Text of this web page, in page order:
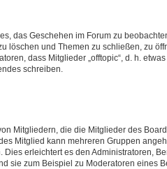
das Geschehen im Forum zu
löschen und Themen zu schließen, zu
dass Mitglieder „offtopic“, d. h.
schreiben.
Mitgliedern, die die Mitglieder des
Mitglied kann mehreren Gruppen
Dies erleichtert es den Administratoren,
sie zum Beispiel zu Moderatoren eines